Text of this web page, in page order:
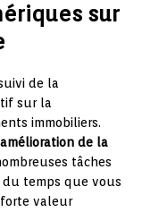
sur
de la
sur la
immobiliers.
amélioration de la
tâches
temps que vous
forte valeur